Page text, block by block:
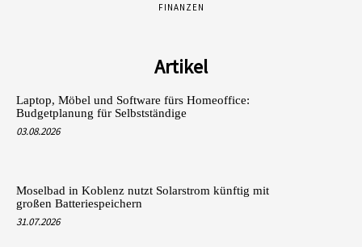
FINANZEN
Artikel
Laptop, Möbel und Software fürs Homeoffice:
Budgetplanung für Selbstständige
03.08.2026
Moselbad in Koblenz nutzt Solarstrom künftig mit
großen Batteriespeichern
31.07.2026